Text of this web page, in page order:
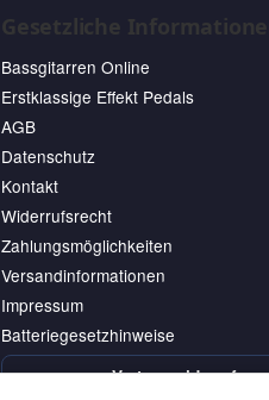
Gesetzliche Informationen
Bassgitarren Online
Erstklassige Effekt Pedals
AGB
Datenschutz
Kontakt
Widerrufsrecht
Zahlungsmöglichkeiten
Versandinformationen
Impressum
Batteriegesetzhinweise
Vertrag widerrufen